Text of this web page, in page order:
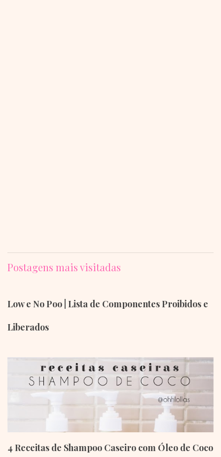
Postagens mais visitadas
Low e No Poo | Lista de Componentes Proibidos e
Liberados
4 Receitas de Shampoo Caseiro com Óleo de Coco